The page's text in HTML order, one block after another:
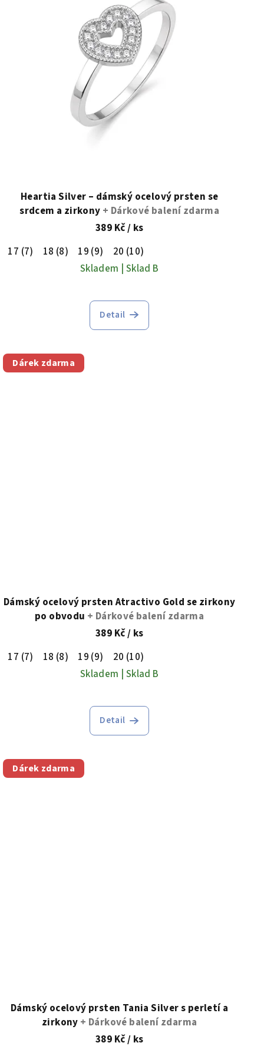
Heartia Silver – dámský ocelový prsten se
srdcem a zirkony + Dárkové balení zdarma
389 Kč/ ks
17 (7)
18 (8) 19 (9)
20 (10)
Skladem | Sklad B
Detail
Dárek zdarma
Dámský ocelový prsten Atractivo Gold se zirkony
po obvodu + Dárkové balení zdarma
389 Kč/ ks
17 (7)
18 (8) 19 (9)
20 (10)
Skladem | Sklad B
Detail
Dárek zdarma
Dámský ocelový prsten Tania Silver s perletí a
zirkony + Dárkové balení zdarma
389 Kč/ ks